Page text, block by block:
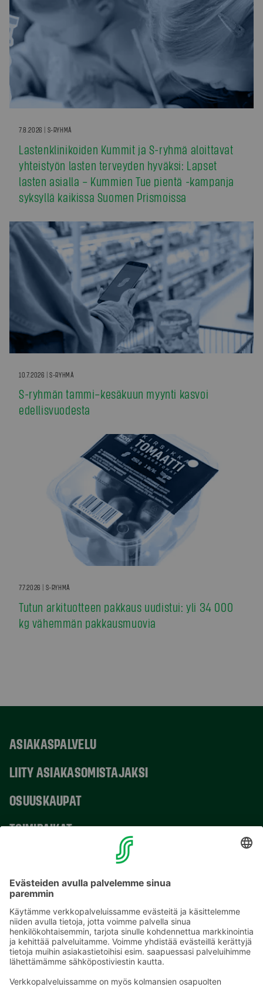
7.8.2026 | S-RYHMÄ
Lastenklinikoiden Kummit ja S-ryhmä aloittavat
yhteistyön lasten terveyden hyväksi: Lapset
lasten asialla – Kummien Tue pientä -kampanja
syksyllä kaikissa Suomen Prismoissa
10.7.2026 | S-RYHMÄ
S-ryhmän tammi–kesäkuun myynti kasvoi
edellisvuodesta
7.7.2026 | S-RYHMÄ
Tutun arkituotteen pakkaus uudistui: yli 34 000
kg vähemmän pakkausmuovia
ASIAKASPALVELU
LIITY ASIAKASOMISTAJAKSI
OSUUSKAUPAT
TOIMIPAIKAT
Sähköpostiosoitteet S-ryhmässä ovat muotoa
etunimi.sukunimi@sok.fi